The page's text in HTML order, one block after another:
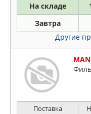
На складе
Завтра
Другие
Поставка